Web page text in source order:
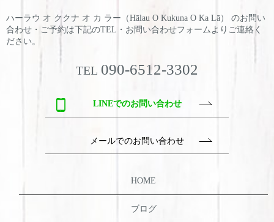
ハーラウ オ ククナ オ カ ラー（Hālau O Kukuna O Ka Lā） のお問い
合わせ・ご予約は下記のTEL・お問い合わせフォームよりご連絡く
ださい。
TEL 090-6512-3302
LINEでのお問い合わせ
メールでのお問い合わせ
HOME
ブログ